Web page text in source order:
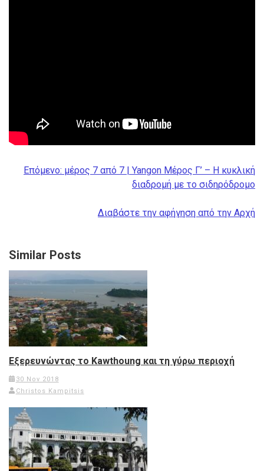
Επόμενο: μέρος 7 από 7 | Yangon Μέρος Γ’ – Η κυκλική
διαδρομή με το σιδηρόδρομο
Διαβάστε την αφήγηση από την Αρχή
Similar Posts
Εξερευνώντας το Kawthoung και τη γύρω περιοχή
30 Nov 2018
Christos Kampitsis